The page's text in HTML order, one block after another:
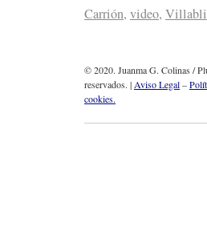
Carrión, video,
© 2020. Juanma G. Colinas /
reservados. |Aviso Legal–
cookies.